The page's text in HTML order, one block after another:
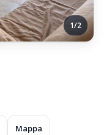
1/2
Mappa